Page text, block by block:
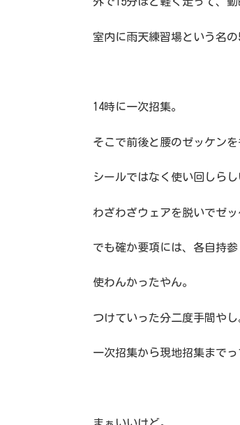
室内に雨天練習場という名
14時に一次招集。
そこで前後と腰のゼッケンを
シールではなく使い回しらし
わざわざウェアを脱いでゼ
でも確か要項には、各自持
使わんかったやん。
つけていった分二度手間やし
一次招集から現地招集まで